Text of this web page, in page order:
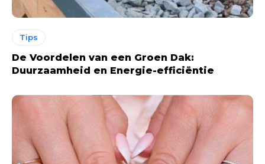
Tips
De Voordelen van een Groen Dak:
Duurzaamheid en Energie-efficiëntie